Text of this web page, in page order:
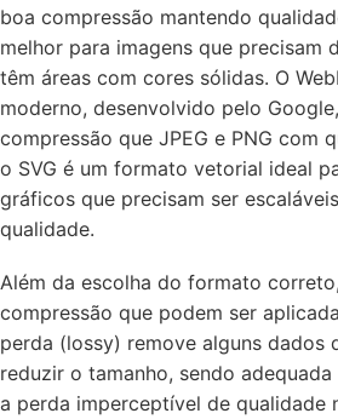
boa compressão mantendo
melhor para imagens que precisam
têm áreas com cores sólidas. O
moderno, desenvolvido pelo
compressão que JPEG e PNG com
o SVG é um formato vetorial ideal
gráficos que precisam ser
qualidade.
Além da escolha do formato
compressão que podem ser
perda (lossy) remove alguns dados
reduzir o tamanho, sendo
a perda imperceptível de qualidade